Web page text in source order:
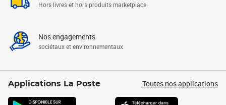
Hors livres et hors produits marketplace
Nos engagements
sociétaux et environnementaux
Applications La Poste Toutes nos applications